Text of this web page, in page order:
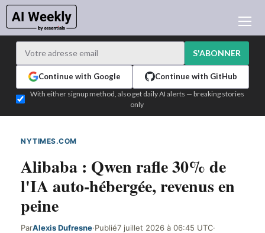
APPRENDRE L'IA
L'ACTU IA DU JOUR
TEST EDITION BUILDER
CONNEXION
S'ABONNER
Continue with Google Continue with GitHub
With either signup method, also get daily AI alerts — breaking stories
only
NYTIMES.COM
Alibaba : Qwen rafle 30% de
l'IA auto-hébergée, revenus en
peine
ParAlexis Dufresne·Publié7 juillet 2026 à 06:45 UTC·